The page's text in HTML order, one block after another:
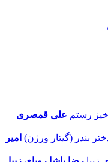
علی قمصری
امیر